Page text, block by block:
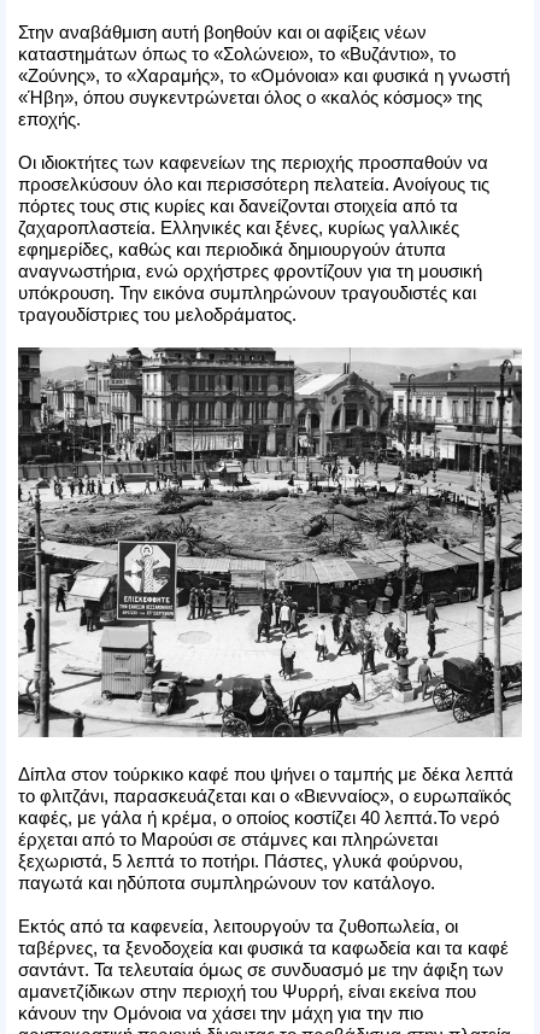
Στην αναβάθμιση αυτή βοηθούν και οι αφίξεις νέων
καταστημάτων όπως το «Σολώνειο», το «Βυζάντιο», το
«Ζούνης», το «Χαραμής», το «Ομόνοια» και φυσικά η γνωστή
«Ήβη», όπου συγκεντρώνεται όλος ο «καλός κόσμος» της
εποχής.
Οι ιδιοκτήτες των καφενείων της περιοχής προσπαθούν να
προσελκύσουν όλο και περισσότερη πελατεία. Ανοίγους τις
πόρτες τους στις κυρίες και δανείζονται στοιχεία από τα
ζαχαροπλαστεία. Ελληνικές και ξένες, κυρίως γαλλικές
εφημερίδες, καθώς και περιοδικά δημιουργούν άτυπα
αναγνωστήρια, ενώ ορχήστρες φροντίζουν για τη μουσική
υπόκρουση. Την εικόνα συμπληρώνουν τραγουδιστές και
τραγουδίστριες του μελοδράματος.
Δίπλα στον τούρκικο καφέ που ψήνει ο ταμπής με δέκα λεπτά
το φλιτζάνι, παρασκευάζεται και ο «Βιενναίος», ο ευρωπαϊκός
καφές, με γάλα ή κρέμα, ο οποίος κοστίζει 40 λεπτά.Το νερό
έρχεται από το Μαρούσι σε στάμνες και πληρώνεται
ξεχωριστά, 5 λεπτά το ποτήρι. Πάστες, γλυκά φούρνου,
παγωτά και ηδύποτα συμπληρώνουν τον κατάλογο.
Εκτός από τα καφενεία, λειτουργούν τα ζυθοπωλεία, οι
ταβέρνες, τα ξενοδοχεία και φυσικά τα καφωδεία και τα καφέ
σαντάντ. Τα τελευταία όμως σε συνδυασμό με την άφιξη των
αμανετζίδικων στην περιοχή του Ψυρρή, είναι εκείνα που
κάνουν την Ομόνοια να χάσει την μάχη για την πιο